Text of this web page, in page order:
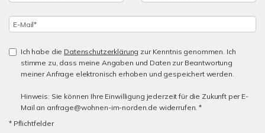
Ich habe die Datenschutzerklärung zur Kenntnis genommen. Ich
stimme zu, dass meine Angaben und Daten zur Beantwortung
meiner Anfrage elektronisch erhoben und gespeichert werden.
Hinweis: Sie können Ihre Einwilligung jederzeit für die Zukunft per E-
Mail an anfrage@wohnen-im-norden.de widerrufen. *
* Pflichtfelder